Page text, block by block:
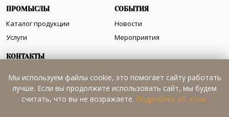
ПРОМЫСЛЫ
Каталог продукции
Услуги
СОБЫТИЯ
Новости
Мероприятия
КОНТАКТЫ
+7 (8772) 52-35-53 apaass@mail.ru
Мы используем файлы cookie, это помогает сайту работать
лучше. Если вы продолжите использовать сайт, мы будем
считать, что вы не возражаете. Подробнее об этом.